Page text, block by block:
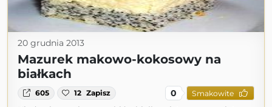
20 grudnia 2013
Mazurek makowo-kokosowy na
białkach
605 12 Zapisz 0 Smakowite